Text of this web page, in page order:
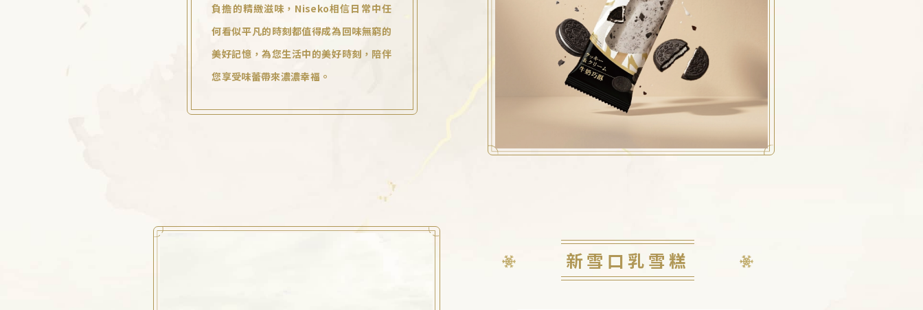
負擔的精緻滋味，Niseko相信日常中任
何看似平凡的時刻都值得成為回味無窮的
美好記憶，為您生活中的美好時刻，陪伴
您享受味蕾帶來濃濃幸福。
新雪口乳雪糕